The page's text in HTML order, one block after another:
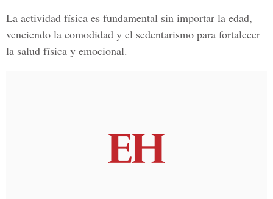
La actividad física es fundamental sin importar la edad,
venciendo la comodidad y el sedentarismo para fortalecer
la salud física y emocional.